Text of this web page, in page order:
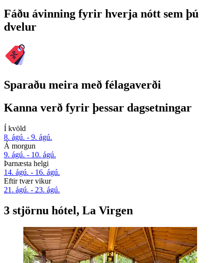
Fáðu ávinning fyrir hverja nótt sem þú
dvelur
Sparaðu meira með félagaverði
Kanna verð fyrir þessar dagsetningar
Í kvöld
8. ágú. - 9. ágú.
Á morgun
9. ágú. - 10. ágú.
Þarnæsta helgi
14. ágú. - 16. ágú.
Eftir tvær vikur
21. ágú. - 23. ágú.
3 stjörnu hótel, La Virgen